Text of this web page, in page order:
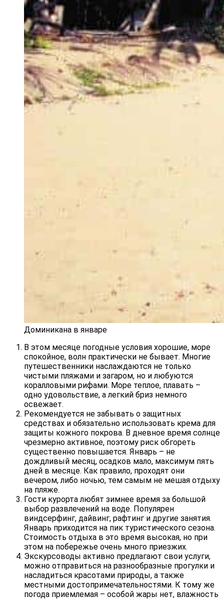
Доминикана в январе
В этом месяце погодные условия хорошие, море
спокойное, волн практически не бывает. Многие
путешественники наслаждаются не только
чистыми пляжами и загаром, но и любуются
коралловыми рифами. Море теплое, плавать –
одно удовольствие, а легкий бриз немного
освежает.
Рекомендуется не забывать о защитных
средствах и обязательно использовать крема для
защиты кожного покрова. В дневное время солнце
чрезмерно активное, поэтому риск обгореть
существенно повышается. Январь – не
дождливый месяц, осадков мало, максимум пять
дней в месяце. Как правило, проходят они
вечером, либо ночью, тем самым не мешая отдыху
на пляже.
Гости курорта любят зимнее время за большой
выбор развлечений на воде. Популярен
виндсерфинг, дайвинг, рафтинг и другие занятия.
Январь приходится на пик туристического сезона.
Стоимость отдыха в это время высокая, но при
этом на побережье очень много приезжих.
Экскурсоводы активно предлагают свои услуги,
можно отправиться на разнообразные прогулки и
насладиться красотами природы, а также
местными достопримечательностями. К тому же
погода приемлемая – особой жары нет, влажность